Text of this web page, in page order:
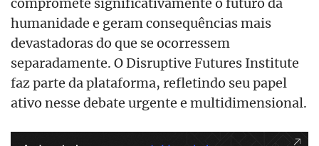
humanidade e geram consequências mais
devastadoras do que se ocorressem
separadamente. O Disruptive Futures Institute
faz parte da plataforma, refletindo seu papel
ativo nesse debate urgente e multidimensional.